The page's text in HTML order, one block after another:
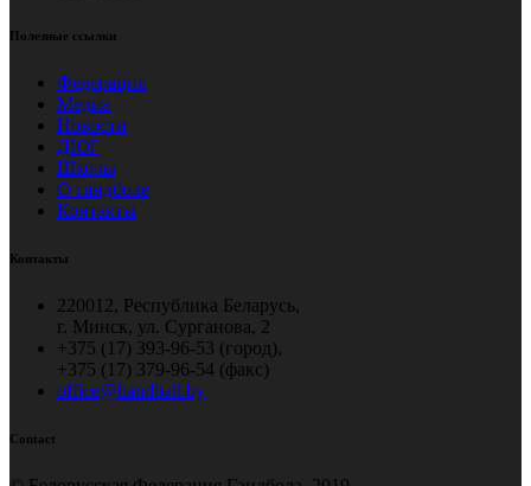
Полезные ссылки
Федерация
Медиа
Новости
ДЮГ
Школы
О гандболе
Контакты
Контакты
220012, Республика Беларусь,
г. Минск, ул. Сурганова, 2
+375 (17) 393-96-53 (город),
+375 (17) 379-96-54 (факс)
office@handball.by
Contact